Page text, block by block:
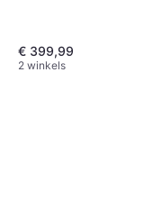
€ 399,99
2 winkels